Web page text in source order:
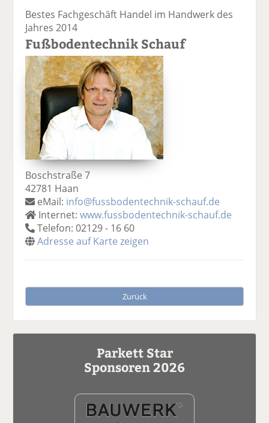
Bestes Fachgeschäft Handel im Handwerk des
Jahres 2014
Fußbodentechnik Schauf
Boschstraße 7
42781 Haan
eMail: info@fussbodentechnik-schauf.de
Internet:www.fussbodentechnik-schauf.de
Telefon: 02129 - 16 60
Adresse auf Karte zeigen
Zurück
Parkett Star
Sponsoren 2026